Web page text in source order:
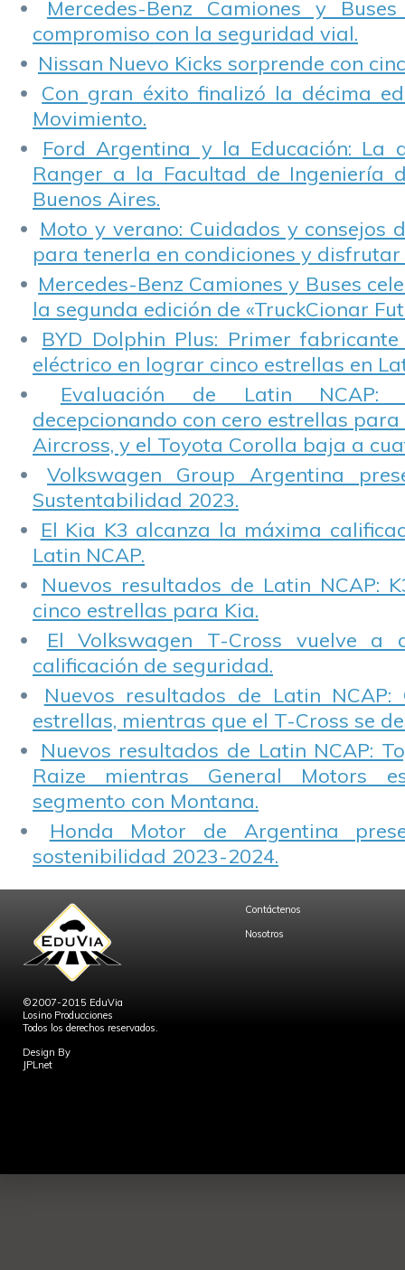
Mercedes-Benz Camiones y
compromiso con la seguridad vial.
Nissan Nuevo Kicks sorprende con
Con gran éxito finalizó la décima
Movimiento.
Ford Argentina y la Educación: La
Ranger a la Facultad de Ingeniería
Buenos Aires.
Moto y verano: Cuidados y consejos
para tenerla en condiciones y disfrutar
Mercedes-Benz Camiones y Buses
la segunda edición de «TruckCionar
BYD Dolphin Plus: Primer
eléctrico en lograr cinco estrellas en
Evaluación de Latin NCAP:
decepcionando con cero estrellas para
Aircross, y el Toyota Corolla baja a
Volkswagen Group Argentina
Sustentabilidad 2023.
El Kia K3 alcanza la máxima
Latin NCAP.
Nuevos resultados de Latin NCAP:
cinco estrellas para Kia.
El Volkswagen T-Cross vuelve a
calificación de seguridad.
Nuevos resultados de Latin NCAP:
estrellas, mientras que el T-Cross se
Nuevos resultados de Latin NCAP:
Raize mientras General Motors
segmento con Montana.
Honda Motor de Argentina
sostenibilidad 2023-2024.
©2007-2015 EduVia
Losino Producciones
Todos los derechos reservados.
Design By
JPLnet
Contáctenos
Nosotros